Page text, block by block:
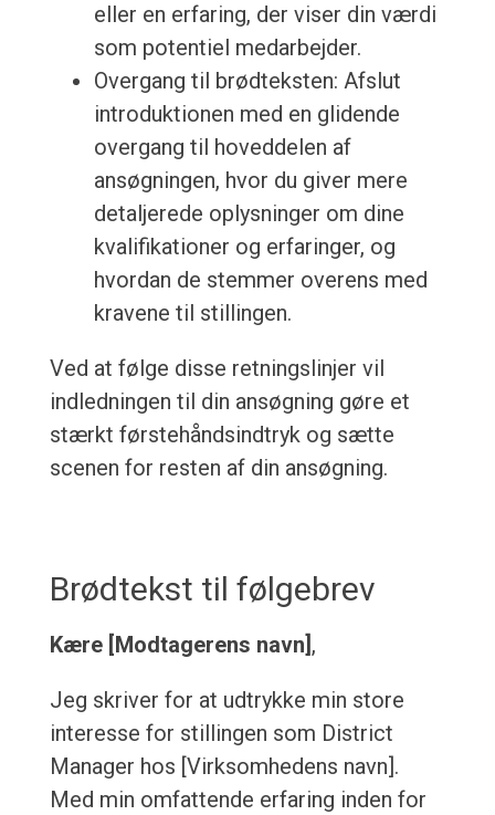
eller en erfaring, der viser din værdi
som potentiel medarbejder.
Overgang til brødteksten: Afslut
introduktionen med en glidende
overgang til hoveddelen af
ansøgningen, hvor du giver mere
detaljerede oplysninger om dine
kvalifikationer og erfaringer, og
hvordan de stemmer overens med
kravene til stillingen.
Ved at følge disse retningslinjer vil
indledningen til din ansøgning gøre et
stærkt førstehåndsindtryk og sætte
scenen for resten af din ansøgning.
Brødtekst til følgebrev
Kære [Modtagerens navn] ,
Jeg skriver for at udtrykke min store
interesse for stillingen som District
Manager hos [Virksomhedens navn].
Med min omfattende erfaring inden for